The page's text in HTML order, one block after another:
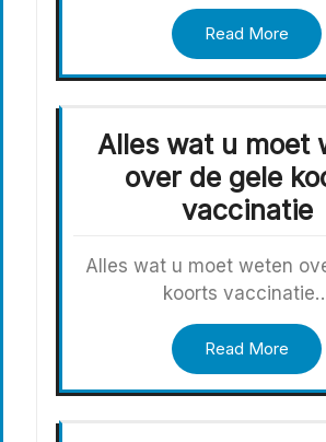
Read More
Alles wat u moet
over de gele
vaccinatie
Alles wat u moet weten
koorts
Read More